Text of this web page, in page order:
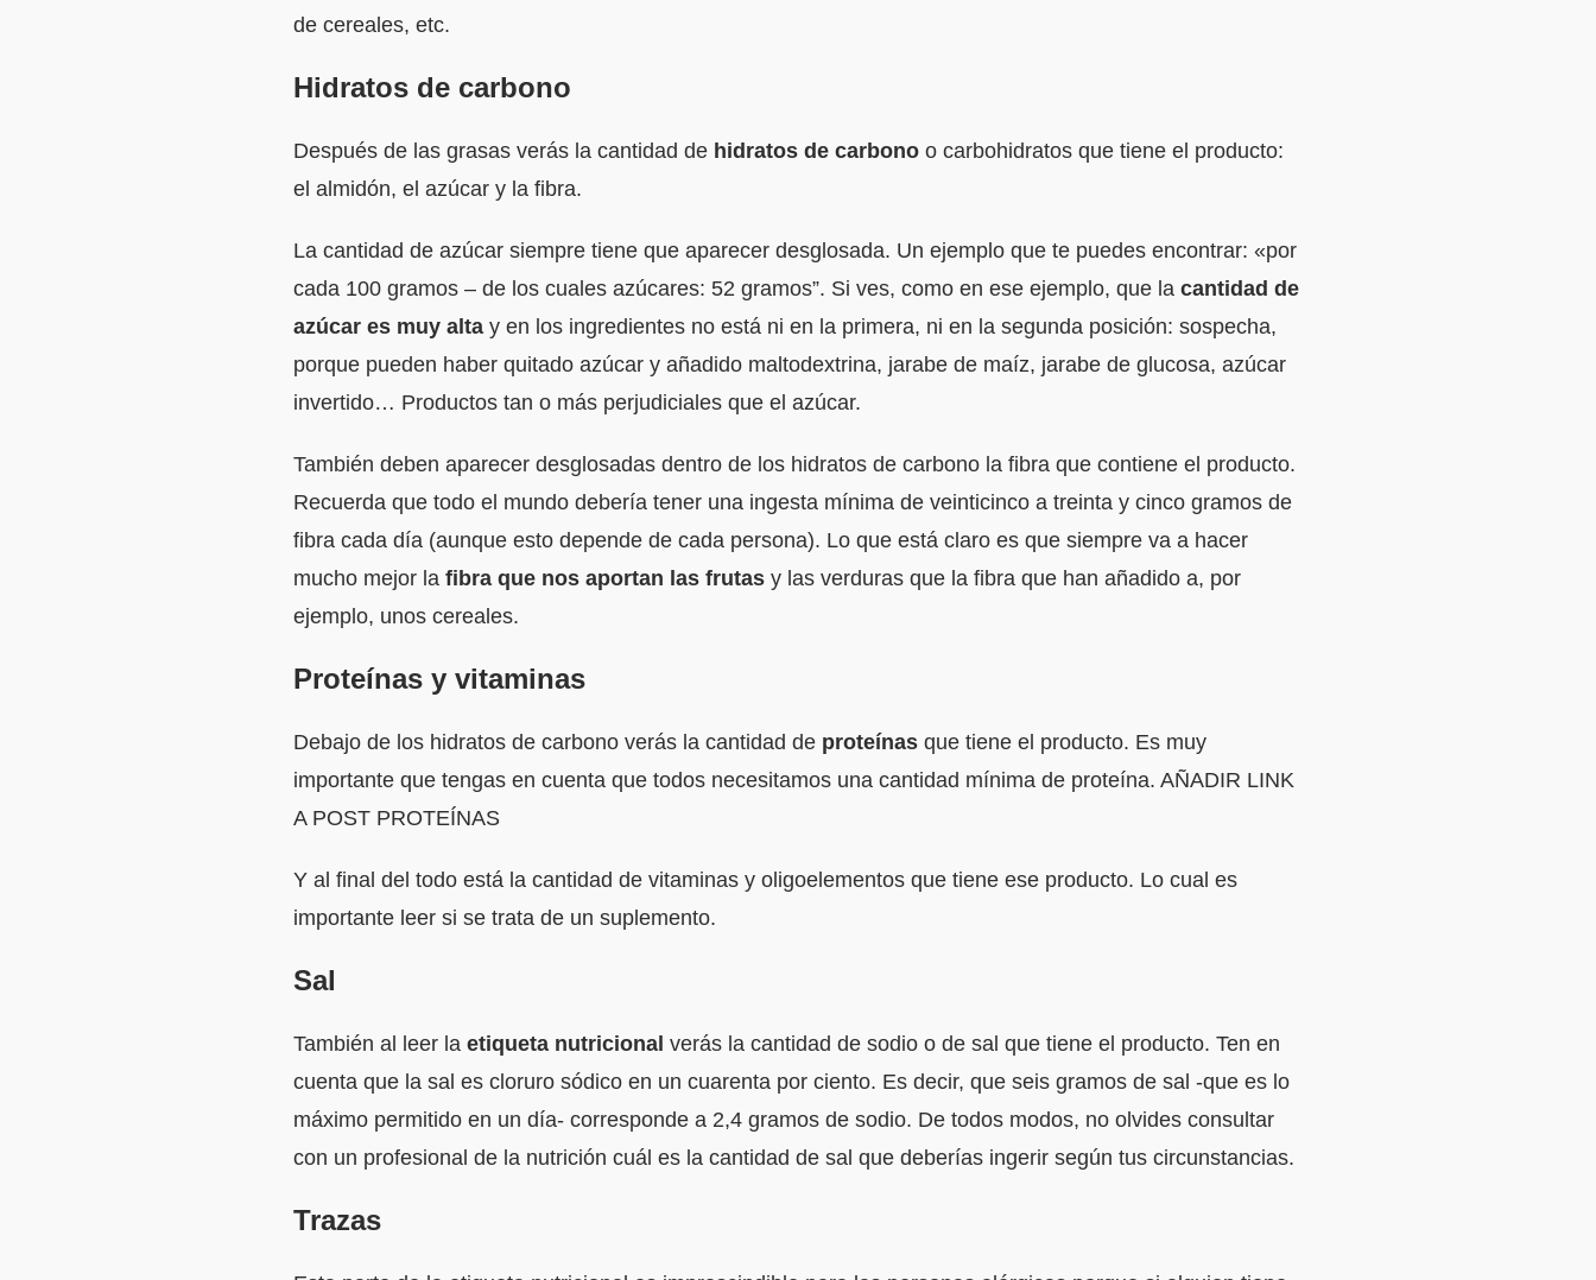
de cereales, etc.
Hidratos de carbono
Después de las grasas verás la cantidad de hidratos de carbono o carbohidratos que tiene el producto:
el almidón, el azúcar y la fibra.
La cantidad de azúcar siempre tiene que aparecer desglosada. Un ejemplo que te puedes encontrar: «por
cada 100 gramos – de los cuales azúcares: 52 gramos”. Si ves, como en ese ejemplo, que la cantidad de
azúcar es muy alta y en los ingredientes no está ni en la primera, ni en la segunda posición: sospecha,
porque pueden haber quitado azúcar y añadido maltodextrina, jarabe de maíz, jarabe de glucosa, azúcar
invertido… Productos tan o más perjudiciales que el azúcar.
También deben aparecer desglosadas dentro de los hidratos de carbono la fibra que contiene el producto.
Recuerda que todo el mundo debería tener una ingesta mínima de veinticinco a treinta y cinco gramos de
fibra cada día (aunque esto depende de cada persona). Lo que está claro es que siempre va a hacer
mucho mejor la fibra que nos aportan las frutas y las verduras que la fibra que han añadido a, por
ejemplo, unos cereales.
Proteínas y vitaminas
Debajo de los hidratos de carbono verás la cantidad de proteínas que tiene el producto. Es muy
importante que tengas en cuenta que todos necesitamos una cantidad mínima de proteína. AÑADIR LINK
A POST PROTEÍNAS
Y al final del todo está la cantidad de vitaminas y oligoelementos que tiene ese producto. Lo cual es
importante leer si se trata de un suplemento.
Sal
También al leer la etiqueta nutricional verás la cantidad de sodio o de sal que tiene el producto. Ten en
cuenta que la sal es cloruro sódico en un cuarenta por ciento. Es decir, que seis gramos de sal -que es lo
máximo permitido en un día- corresponde a 2,4 gramos de sodio. De todos modos, no olvides consultar
con un profesional de la nutrición cuál es la cantidad de sal que deberías ingerir según tus circunstancias.
Trazas